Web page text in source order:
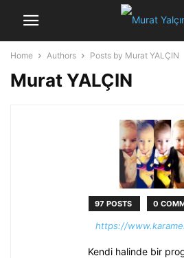
Home Authors Posts by Murat YALÇIN
Murat YALÇIN
97 POSTS 0
https://
Kendi halinde bir